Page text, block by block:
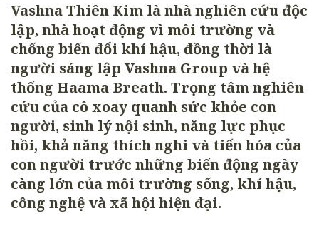
Vashna Thiên Kim là nhà nghiên cứu độc
lập, nhà hoạt động vì môi trường và
chống biến đổi khí hậu, đồng thời là
người sáng lập Vashna Group và hệ
thống Haama Breath. Trọng tâm nghiên
cứu của cô xoay quanh sức khỏe con
người, sinh lý nội sinh, năng lực phục
hồi, khả năng thích nghi và tiến hóa của
con người trước những biến động ngày
càng lớn của môi trường sống, khí hậu,
công nghệ và xã hội hiện đại.